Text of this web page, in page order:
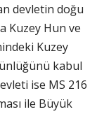
devletin doğu
Kuzey Hun ve
Kuzey
kabul
ise MS 216
ile Büyük